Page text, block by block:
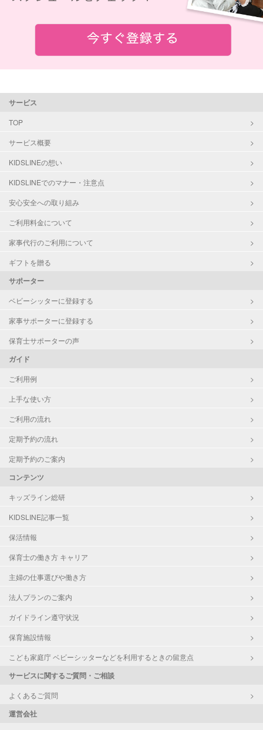
サービス
TOP
サービス概要
KIDSLINEの想い
KIDSLINEでのマナー・注意点
安心安全への取り組み
ご利用料金について
家事代行のご利用について
ギフトを贈る
サポーター
ベビーシッターに登録する
家事サポーターに登録する
保育士サポーターの声
ガイド
ご利用例
上手な使い方
ご利用の流れ
定期予約の流れ
定期予約のご案内
コンテンツ
キッズライン総研
KIDSLINE記事一覧
保活情報
保育士の働き方 キャリア
主婦の仕事選びや働き方
法人プランのご案内
ガイドライン遵守状況
保育施設情報
こども家庭庁 ベビーシッターなどを利用するときの留意点
サービスに関するご質問・ご相談
よくあるご質問
運営会社